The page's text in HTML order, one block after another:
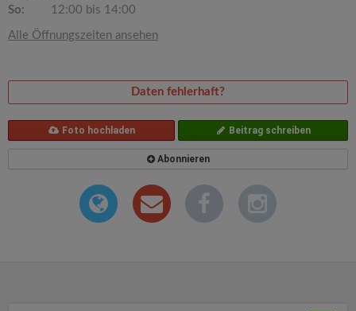
So:
12:00 bis 14:00
Alle Öffnungszeiten ansehen
Daten fehlerhaft?
Foto hochladen Beitrag schreiben
Abonnieren
o